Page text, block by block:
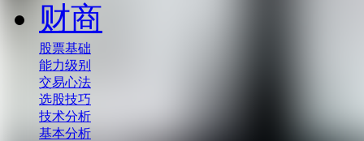
财商
股票基础
能力级别
交易心法
选股技巧
技术分析
基本分析